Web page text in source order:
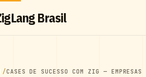
Brasil
CASES DE SUCESSO COM ZIG — EMPRESAS